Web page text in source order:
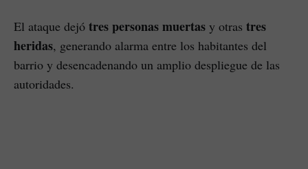
El ataque dejó tres personas muertas y otras tres
heridas, generando alarma entre los habitantes del
barrio y desencadenando un amplio despliegue de las
autoridades.